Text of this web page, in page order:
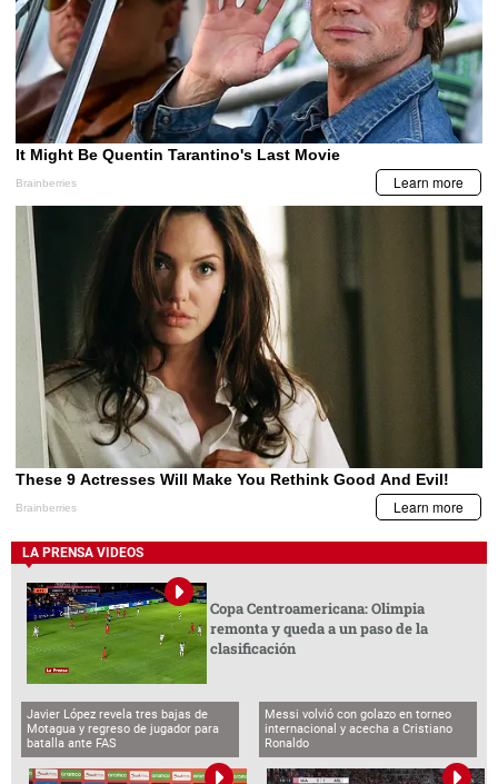
LA PRENSA VIDEOS
Copa Centroamericana: Olimpia
remonta y queda a un paso de la
clasificación
Javier López revela tres bajas de
Motagua y regreso de jugador para
batalla ante FAS
Messi volvió con golazo en torneo
internacional y acecha a Cristiano
Ronaldo